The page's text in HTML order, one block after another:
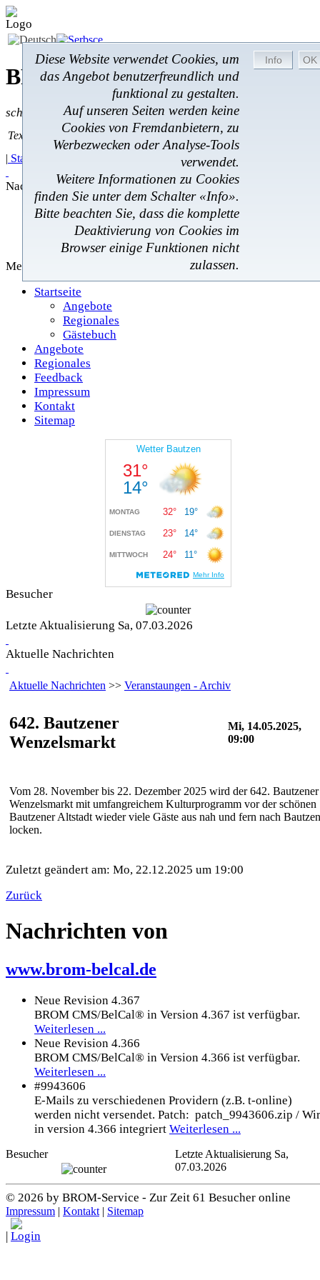
BROM-Service *Online
schnell * zuverlässig * kostengünstig
Diese Website verwendet Cookies, um
das Angebot benutzerfreundlich und
funktional zu gestalten.
Auf unseren Seiten werden keine
Cookies von Fremdanbietern, zu
Werbezwecken oder Analyse-Tools
verwendet.
Weitere Informationen zu Cookies
finden Sie unter dem Schalter «Info».
Bitte beachten Sie, dass die komplette
Deaktivierung von Cookies im
Browser einige Funktionen nicht
zulassen.
Textsuche:
Textsuche
| Startseite Feedback|
Nachrichten
Angebote
Regionales
Gästebuch
Menü
Startseite
Angebote
Regionales
Gästebuch
Angebote
Regionales
Feedback
Impressum
Kontakt
Sitemap
Besucher
Letzte Aktualisierung Sa, 07.03.2026
Aktuelle Nachrichten
Aktuelle Nachrichten >> Veranstaungen - Archiv
642. Bautzener
Wenzelsmarkt
Mi, 14.05.2025,
09:00
Vom 28. November bis 22. Dezember 2025 wird der 642. Bautzener
Wenzelsmarkt mit umfangreichem Kulturprogramm vor der schönen
Bautzener Altstadt wieder viele Gäste aus nah und fern nach Bautzen
locken.
Zuletzt geändert am: Mo, 22.12.2025 um 19:00
Zurück
Nachrichten von
www.brom-belcal.de
Neue Revision 4.367
BROM CMS/BelCal® in Version 4.367 ist verfügbar.
Weiterlesen ...
Neue Revision 4.366
BROM CMS/BelCal® in Version 4.366 ist verfügbar.
Weiterlesen ...
#9943606
E-Mails zu verschiedenen Providern (z.B. t-online)
werden nicht versendet. Patch: patch_9943606.zip /
in version 4.366 integriert Weiterlesen ...
Besucher
Letzte Aktualisierung Sa,
07.03.2026
© 2026 by BROM-Service - Zur Zeit 61 Besucher online
Impressum | Kontakt | Sitemap
|